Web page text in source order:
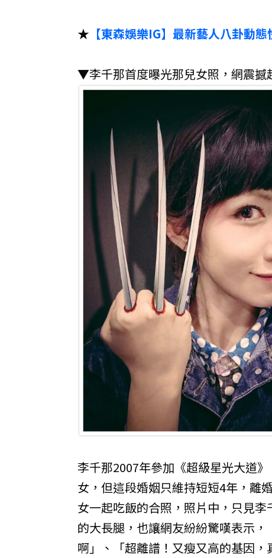
★ 【東森娛樂IG】最新藝人八卦動
▼李千那首度曝光那兒女照，網震撼
李千那2007年參加《超級星光大道
女，但這段婚姻只維持短短4年，離
女一起吃飯的合照，照片中，只見
的大長腿，也讓網友紛紛驚嘆表示
啊」、「超離譜！又瘦又高的基因